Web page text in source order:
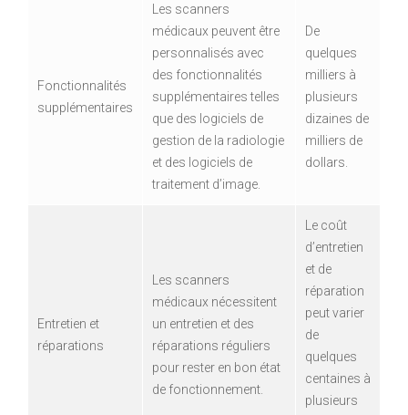
Fonctionnalités
supplémentaires
Les scanners
médicaux peuvent être
personnalisés avec
des fonctionnalités
supplémentaires telles
que des logiciels de
gestion de la radiologie
et des logiciels de
traitement d’image.
De
quelques
milliers à
plusieurs
dizaines de
milliers de
dollars.
Entretien et
réparations
Les scanners
médicaux nécessitent
un entretien et des
réparations réguliers
pour rester en bon état
de fonctionnement.
Le coût
d’entretien
et de
réparation
peut varier
de
quelques
centaines à
plusieurs